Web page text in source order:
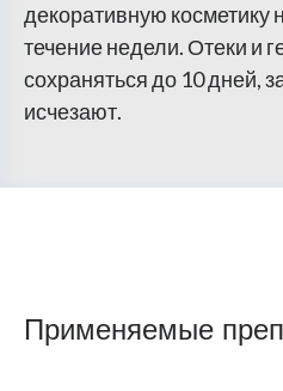
декоративную косметику
течение недели. Отеки и
сохраняться до 10 дней,
исчезают.
Применяемые